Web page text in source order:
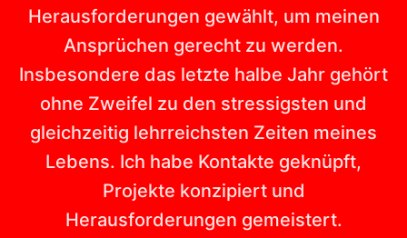
Herausforderungen gewählt, um meinen
Ansprüchen gerecht zu werden.
Insbesondere das letzte halbe Jahr gehört
ohne Zweifel zu den stressigsten und
gleichzeitig lehrreichsten Zeiten meines
Lebens. Ich habe Kontakte geknüpft,
Projekte konzipiert und
Herausforderungen gemeistert.